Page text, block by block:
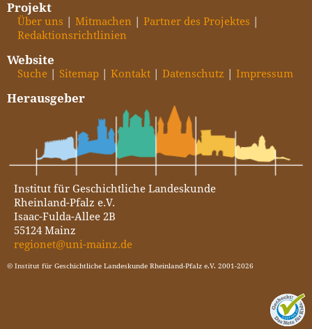
Projekt
Über uns Mitmachen
Partner des Projektes
Redaktionsrichtlinien
Website
Suche Sitemap Kontakt Datenschutz Impressum
Herausgeber
Institut für Geschichtliche Landeskunde
Rheinland-Pfalz e.V.
Isaac-Fulda-Allee 2B
55124 Mainz
regionet@uni-mainz.de
© Institut für Geschichtliche Landeskunde Rheinland-Pfalz e.V. 2001-2026